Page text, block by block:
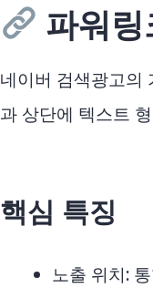
파워링
네이버 검색광고의
과 상단에 텍스트
핵심 특징
노출 위치: